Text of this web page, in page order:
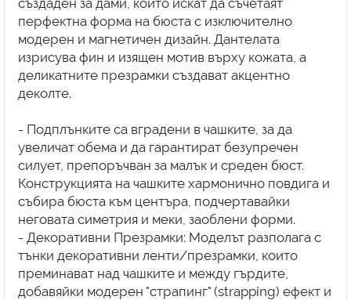
перфектна форма на бюста с изключително
модерен и магнетичен дизайн. Дантелата
изрисува фин и изящен мотив върху кожата, а
деликатните презрамки създават акцентно
деколте.
- Подплънките са вградени в чашките, за да
увеличат обема и да гарантират безупречен
силует, препоръчван за малък и среден бюст.
Конструкцията на чашките хармонично повдига и
събира бюста към центъра, подчертавайки
неговата симетрия и меки, заоблени форми.
- Декоративни Презрамки: Моделът разполага с
тънки декоративни ленти/презрамки, които
преминават над чашките и между гърдите,
добавяйки модерен "страпинг" (strapping) ефект и